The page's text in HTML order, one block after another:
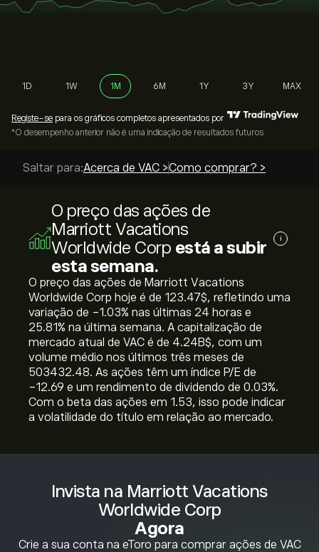
Invista na Marriott Vacations
Worldwide Corp
Agora
Crie a sua conta na eToro para comprar ações de VAC
1D 1W 1M 6M 1Y 3Y MAX
Registe-se para os gráficos completos apresentados por
*O desempenho anterior não é uma indicação de resultados futuros
Saltar para:Acerca de VAC >Como comprar? >
O preço das ações de
Marriott Vacations
Worldwide Corp está a subir
esta semana.
i
O preço das ações de Marriott Vacations
Worldwide Corp hoje é de 123.47‎$‎, refletindo uma
variação de ‎-1.03‎% nas últimas 24 horas e
‎25.81‎% na última semana. A capitalização de
mercado atual de VAC é de 4.24B‎$‎, com um
volume médio nos últimos três meses de
503432.48. As ações têm um índice P/E de
-12.69 e um rendimento de dividendo de 0.03%.
Com o beta das ações em 1.53, isso pode indicar
a volatilidade do título em relação ao mercado.